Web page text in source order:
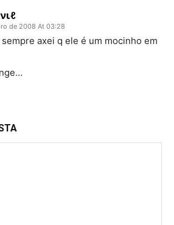
de 2008 At 03:28
sempre axei q ele é um mocinho em